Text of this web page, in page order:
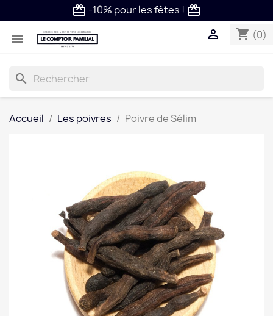
card_giftcard -10% pour les fêtes ! card_giftcard

shopping_cart (0)

search
Accueil Les poivres Poivre de Sélim